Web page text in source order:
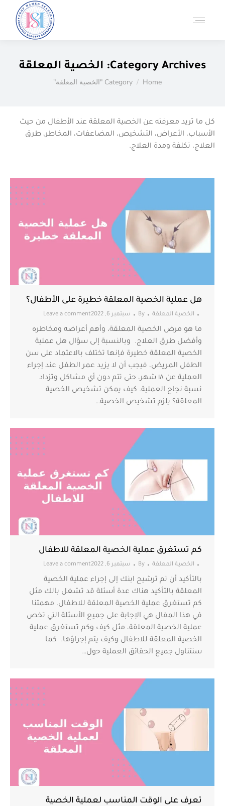
Category Archives: الخصية المعلقة
You are here:
Home Category "الخصية المعلقة"
كل ما تريد معرفته عن الخصية المعلقة عند الأطفال من حيث
الأسباب، الأعراض، التشخيص، المضاعفات، المخاطر، طرق
العلاج، تكلفة ومدة العلاج.
هل عملية الخصية المعلقة خطيرة على الأطفال؟
الخصية المعلقة By سبتمبر 6, 2022 Leave a comment
ما هو مرض الخصية المعلقة، وأهم أعراضه ومخاطره
وأفضل طرق العلاج. وبالنسبة إلى سؤال هل عملية
الخصية المعلقة خطيرة فإنها تختلف بالاعتماد على سن
الطفل المريض، فيجب أن لا يزيد عمر الطفل عند إجراء
العملية عن ١٨ شهر، حتى تتم دون أي مشاكل وتزداد
نسبة نجاح العملية. كيف يمكن تشخيص الخصية
المعلقة؟ يلزم تشخيص الخصية…
كم تستغرق عملية الخصية المعلقة للاطفال
الخصية المعلقة By سبتمبر 6, 2022 Leave a comment
بالتأكيد أن تم ترشيح ابنك إلى إجراء عملية الخصية
المعلقة بالتأكيد هناك عدة أسئلة قد تشغل بالك مثل
كم تستغرق عملية الخصية المعلقة للاطفال. مهمتنا
في هذا المقال هي الإجابة على جميع الأسئلة التي تخص
عملية الخصية المعلقة، مثل كيف وكم تستغرق عملية
الخصية المعلقة للاطفال وكيف يتم إجراؤها. كما
سنتناول جميع الحقائق العملية حول…
تعرف على الوقت المناسب لعملية الخصية